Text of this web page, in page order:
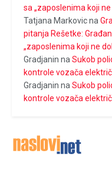
sa „zaposlenima koji
Tatjana Markovicna
pitanja Rešetke:
„zaposlenima koji ne
Gradjanin na Sukob
kontrole vozača
Gradjanin na Sukob
kontrole vozača